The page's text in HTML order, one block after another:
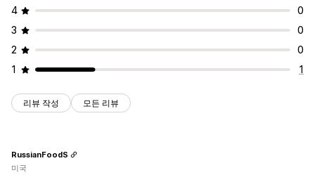
4
0
3
0
2
0
1
1
리뷰 작성 모든 리뷰
RussianFoodS
미국